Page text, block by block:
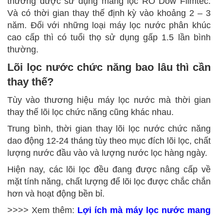
Và có thời gian thay thế định kỳ vào khoảng 2 – 3
năm. Đối với những loại máy lọc nước phân khúc
cao cấp thì có tuổi thọ sử dụng gấp 1.5 lần bình
thường.
Lõi lọc nước chức năng bao lâu thì cần
thay thế?
Tùy vào thương hiệu máy lọc nước mà thời gian
thay thế lõi lọc chức năng cũng khác nhau.
Trung bình, thời gian thay lõi lọc nước chức năng
dao động 12-24 tháng tùy theo mục đích lõi lọc, chất
lượng nước đầu vào và lượng nước lọc hàng ngày.
Hiện nay, các lõi lọc đều đang được nâng cấp về
mặt tính năng, chất lượng để lõi lọc được chắc chắn
hơn và hoạt động bền bỉ.
>>>> Xem thêm: Lợi ích mà máy lọc nước mang